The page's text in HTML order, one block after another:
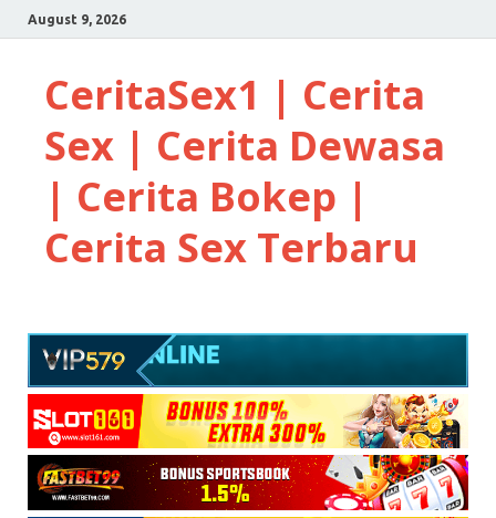
August 9, 2026
CeritaSex1 | Cerita
Sex | Cerita Dewasa
| Cerita Bokep |
Cerita Sex Terbaru